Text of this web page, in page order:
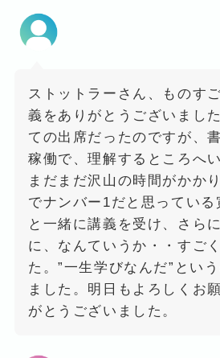
ストットラーさん、ものす
義をありがとうございまし
ての出席だったのですが、
稼働で、理解するところへ
まだまだ沢山の時間がかか
でナンバー1だと思っている
と一緒に講義を受け、さら
に、なんていうか・・すご
た。”一生学びなんだ”とい
ました。明日もよろしくお
がとうございました。